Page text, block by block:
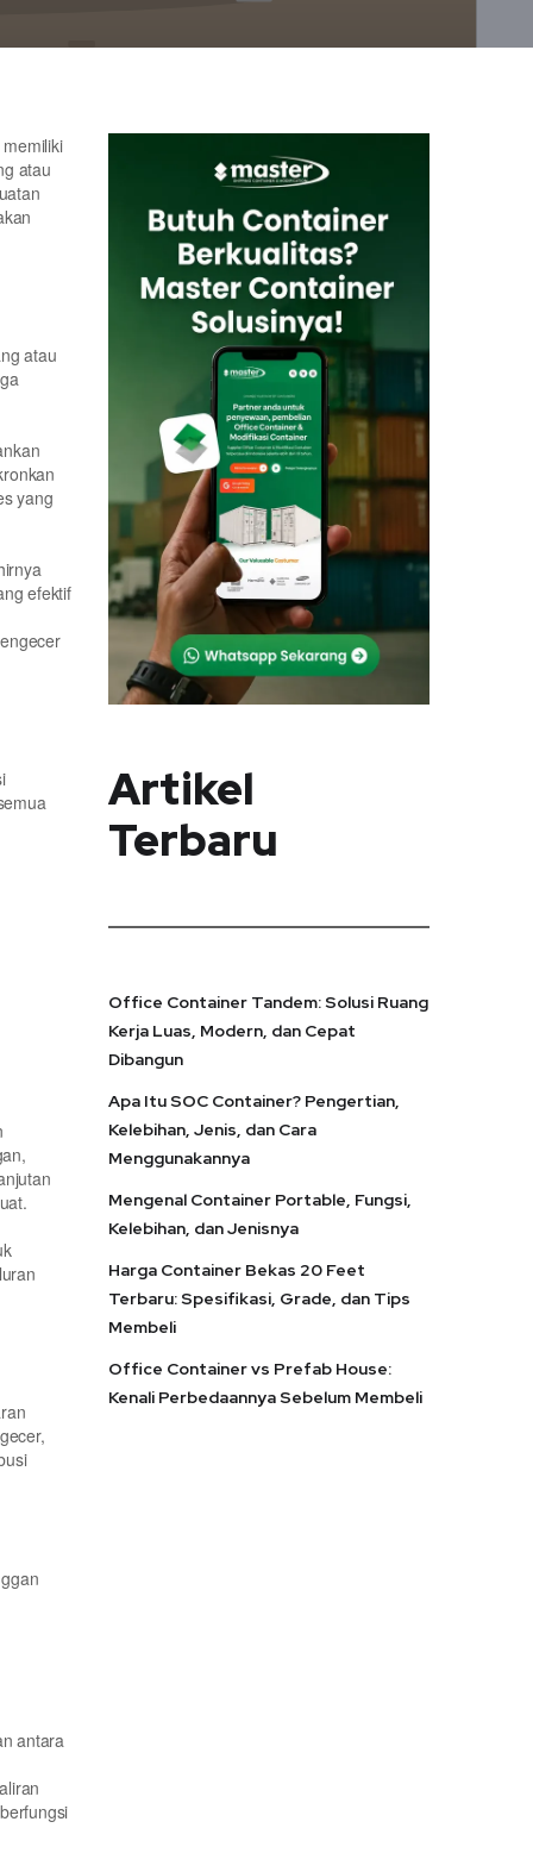
atau
atau
yang
efektif
antara
Artikel
Terbaru
Office Container Tandem: Solusi Ruang
Kerja Luas, Modern, dan Cepat
Dibangun
Apa Itu SOC Container? Pengertian,
Kelebihan, Jenis, dan Cara
Menggunakannya
Mengenal Container Portable, Fungsi,
Kelebihan, dan Jenisnya
Harga Container Bekas 20 Feet
Terbaru: Spesifikasi, Grade, dan Tips
Membeli
Office Container vs Prefab House:
Kenali Perbedaannya Sebelum Membeli